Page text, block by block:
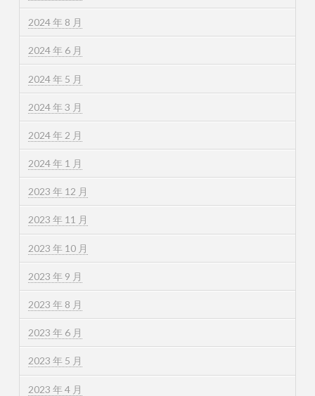
2024 年 8 月
2024 年 6 月
2024 年 5 月
2024 年 3 月
2024 年 2 月
2024 年 1 月
2023 年 12 月
2023 年 11 月
2023 年 10 月
2023 年 9 月
2023 年 8 月
2023 年 6 月
2023 年 5 月
2023 年 4 月